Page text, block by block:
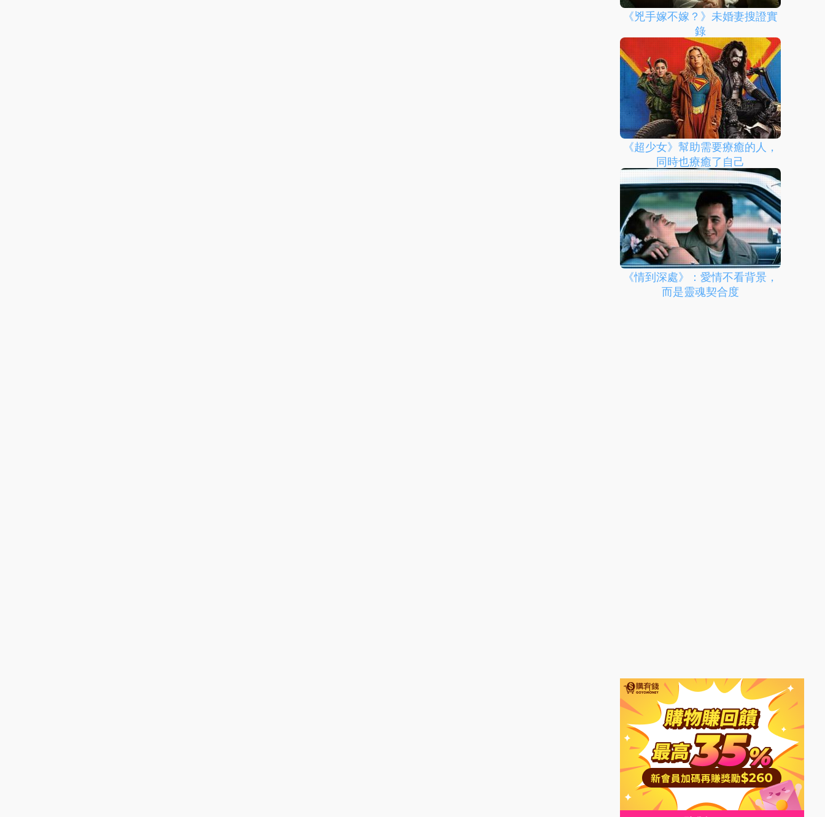
《兇手嫁不嫁？》未婚妻搜證實
錄
《超少女》幫助需要療癒的人，
同時也療癒了自己
《情到深處》：愛情不看背景，
而是靈魂契合度